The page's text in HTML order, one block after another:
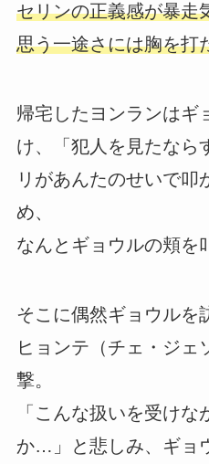
セリンの正義感が暴走
思う一途さには胸を打
帰宅したヨンランはギ
け、「犯人を見たな
リがあんたのせいで叩
め、
なんとギョウルの頬を
そこに偶然ギョウルを
ヒョンテ（チェ・ジェ
撃。
「こんな扱いを受け
か…」と悲しみ、ギョ